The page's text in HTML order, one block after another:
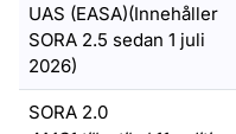
UAS (EASA)(Innehåller
SORA 2.5 sedan 1 juli
2026)
SORA 2.0